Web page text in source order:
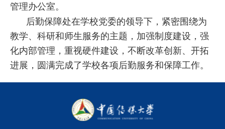
管理办公室。
后勤保障处在学校党委的领导下，紧密围绕为
教学、科研和师生服务的主题，加强制度建设，强
化内部管理，重视硬件建设，不断改革创新、开拓
进展，圆满完成了学校各项后勤服务和保障工作。